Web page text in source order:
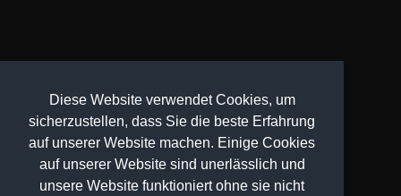
Diese Website verwendet Cookies, um
sicherzustellen, dass Sie die beste Erfahrung
auf unserer Website machen. Einige Cookies
auf unserer Website sind unerlässlich und
unsere Website funktioniert ohne sie nicht